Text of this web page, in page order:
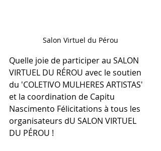
Salon Virtuel du Pérou
Quelle joie de participer au SALON
VIRTUEL DU RÉROU avec le soutien
du 'COLETIVO MULHERES ARTISTAS'
et la coordination de Capitu
Nascimento Félicitations à tous les
organisateurs dU SALON VIRTUEL
DU PÉROU !